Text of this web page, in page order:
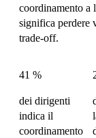
coordinamento a
significa perdere
trade-off.
41 %
dei dirigenti
indica il
coordinamento